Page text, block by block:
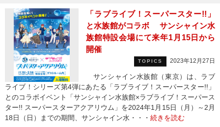
「ラブライブ！スーパースター!!」
と水族館がコラボ サンシャイン水
族館特設会場にて来年1月15日から
開催
TOPICS 2023年12月27日
サンシャイン水族館（東京）は、ラブ
ライブ！シリーズ第4弾にあたる「ラブライブ！スーパースター!!」
とのコラボイベント「サンシャイン水族館×ラブライブ！スーパース
ター!! スーパースターアクアリウム」を2024年1月15日（月）～2月
18日（日）までの期間、サンシャイン水・・・ 続きを読む